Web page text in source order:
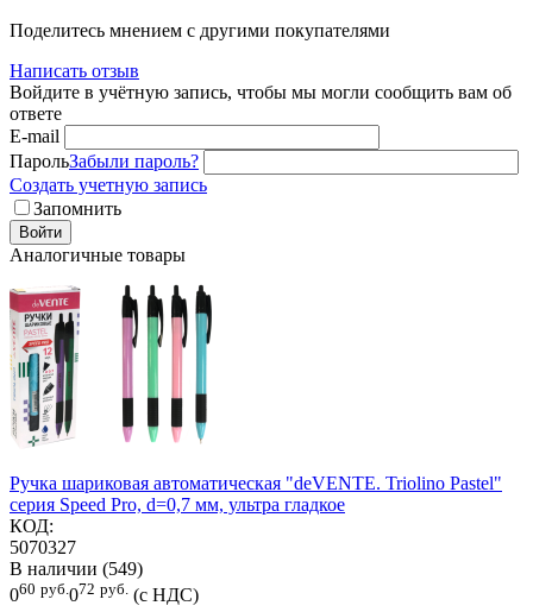
Поделитесь мнением с другими покупателями
Написать отзыв
Войдите в учётную запись, чтобы мы могли сообщить вам об
ответе
E-mail
ПарольЗабыли пароль?
Создать учетную запись
Запомнить
Войти
Аналогичные товары
Ручка шариковая автоматическая "deVENTE. Triolino Pastel"
серия Speed Pro, d=0,7 мм, ультра гладкое
КОД:
5070327
В наличии (549)
060 руб.072 руб. (с НДС)